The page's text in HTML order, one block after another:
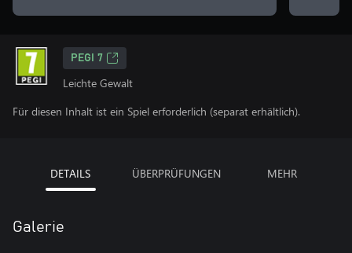
PEGI 7
Leichte Gewalt
Für diesen Inhalt ist ein Spiel erforderlich (separat erhältlich).
DETAILS ÜBERPRÜFUNGEN MEHR
Galerie